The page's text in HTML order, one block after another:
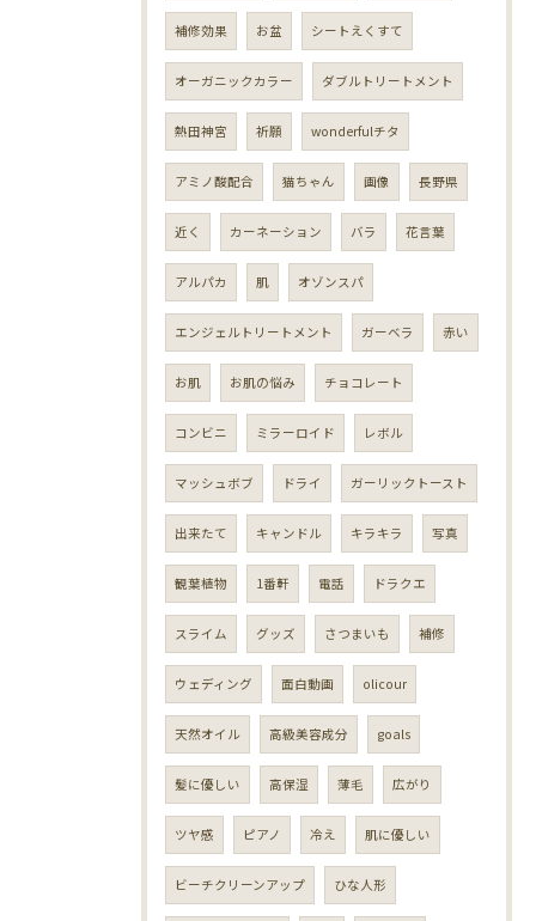
補修効果 お盆 シートえくすて
オーガニックカラー ダブルトリートメント
熱田神宮 祈願 wonderfulチタ
アミノ酸配合 猫ちゃん 画像 長野県
近く カーネーション バラ 花言葉
アルパカ 肌 オゾンスパ
エンジェルトリートメント ガーベラ 赤い
お肌 お肌の悩み チョコレート
コンビニ ミラーロイド レボル
マッシュボブ ドライ ガーリックトースト
出来たて キャンドル キラキラ 写真
観葉植物 1番軒 電話 ドラクエ
スライム グッズ さつまいも 補修
ウェディング 面白動画 olicour
天然オイル 高級美容成分 goals
髪に優しい 高保湿 薄毛 広がり
ツヤ感 ピアノ 冷え 肌に優しい
ビーチクリーンアップ ひな人形